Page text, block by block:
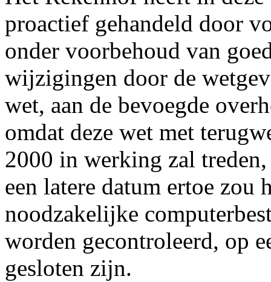
proactief gehandeld door
onder voorbehoud van
wijzigingen door de
wet, aan de bevoegde
omdat deze wet met
2000 in werking zal
een latere datum ertoe zou
noodzakelijke
worden gecontroleerd, op
gesloten zijn.